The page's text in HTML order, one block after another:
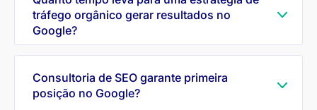
tráfego orgânico gerar resultados no
Google?
Consultoria de SEO garante primeira
posição no Google?